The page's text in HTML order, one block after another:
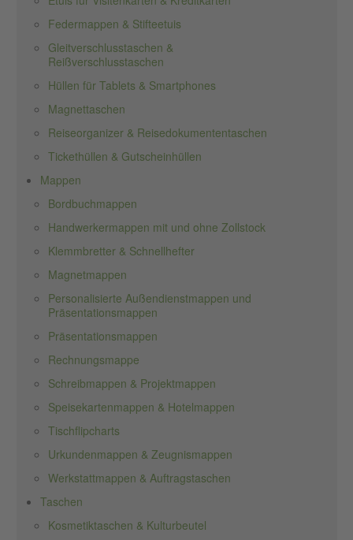
Federmappen & Stifteetuis
Gleitverschlusstaschen &
Reißverschlusstaschen
Hüllen für Tablets & Smartphones
Magnettaschen
Reiseorganizer & Reisedokumententaschen
Tickethüllen & Gutscheinhüllen
Mappen
Bordbuchmappen
Handwerkermappen mit und ohne Zollstock
Klemmbretter & Schnellhefter
Magnetmappen
Personalisierte Außendienstmappen und
Präsentationsmappen
Präsentationsmappen
Rechnungsmappe
Schreibmappen & Projektmappen
Speisekartenmappen & Hotelmappen
Tischflipcharts
Urkundenmappen & Zeugnismappen
Werkstattmappen & Auftragstaschen
Taschen
Kosmetiktaschen & Kulturbeutel